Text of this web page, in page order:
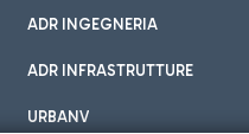
ADR INGEGNERIA
ADR INFRASTRUTTURE
URBANV